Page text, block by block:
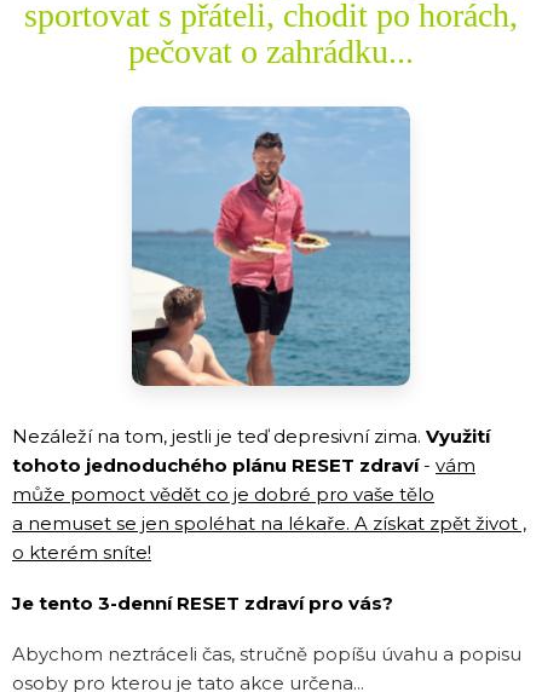
sportovat s přáteli, chodit po horách,
pečovat o zahrádku...
Nezáleží na tom, jestli je teď depresivní zima. Využití
tohoto jednoduchého plánu RESET zdraví- vám
může pomoct vědět co je dobré pro vaše tělo
a nemuset se jen spoléhat na lékaře. A získat zpět život ,
o kterém sníte!
Je tento 3-denní RESET zdraví pro vás?
Abychom neztráceli čas, stručně popíšu úvahu a popisu
osoby pro kterou je tato akce určena...